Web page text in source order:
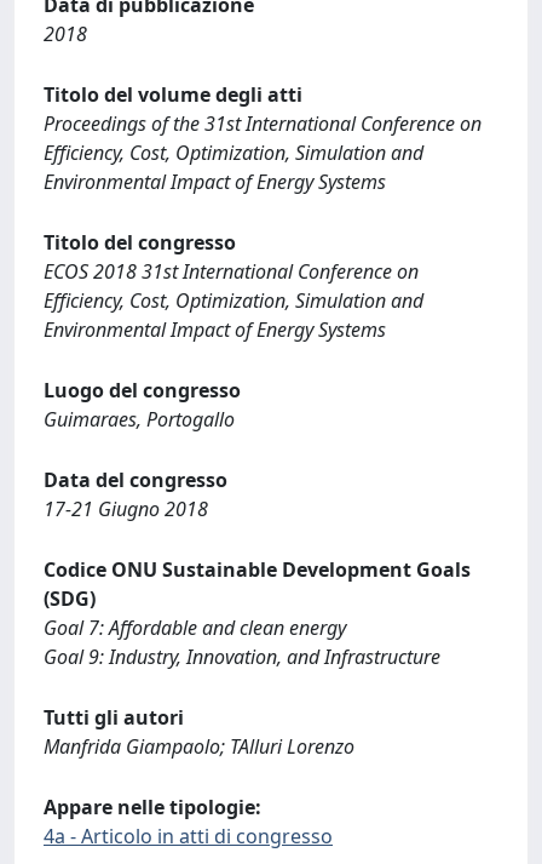
2018
Titolo del volume degli atti
Proceedings of the 31st International Conference on
Efficiency, Cost, Optimization, Simulation and
Environmental Impact of Energy Systems
Titolo del congresso
ECOS 2018 31st International Conference on
Efficiency, Cost, Optimization, Simulation and
Environmental Impact of Energy Systems
Luogo del congresso
Guimaraes, Portogallo
Data del congresso
17-21 Giugno 2018
Codice ONU Sustainable Development Goals
(SDG)
Goal 7: Affordable and clean energy
Goal 9: Industry, Innovation, and Infrastructure
Tutti gli autori
Manfrida Giampaolo; TAlluri Lorenzo
Appare nelle tipologie:
4a - Articolo in atti di congresso